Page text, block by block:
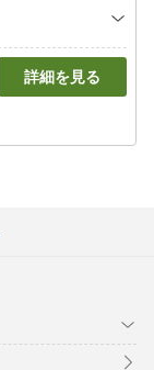
詳細を見る